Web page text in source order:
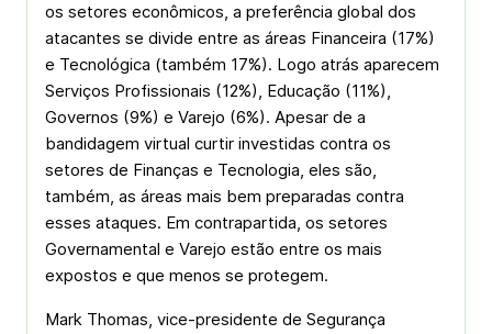
os setores econômicos, a preferência global dos
atacantes se divide entre as áreas Financeira (17%)
e Tecnológica (também 17%). Logo atrás aparecem
Serviços Profissionais (12%), Educação (11%),
Governos (9%) e Varejo (6%). Apesar de a
bandidagem virtual curtir investidas contra os
setores de Finanças e Tecnologia, eles são,
também, as áreas mais bem preparadas contra
esses ataques. Em contrapartida, os setores
Governamental e Varejo estão entre os mais
expostos e que menos se protegem.
Mark Thomas, vice-presidente de Segurança